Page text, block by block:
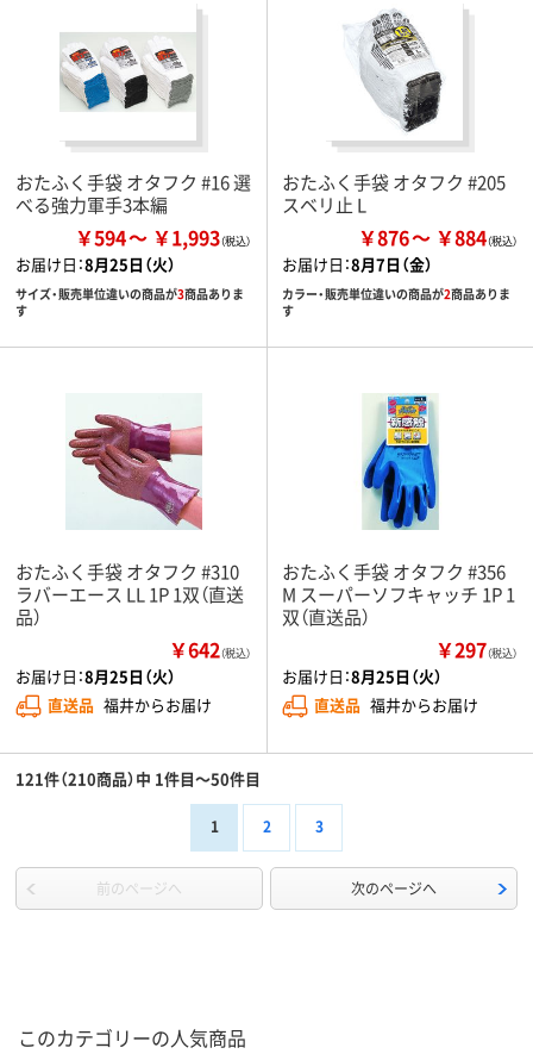
おたふく手袋 オタフク #16 選
べる強力軍手3本編
￥594 ￥1,993
お届け日：8月25日（火）
サイズ・販売単位違いの商品が3商品ありま
す
おたふく手袋 オタフク #205
スベリ止 L
￥876 ￥884
お届け日：8月7日（金）
カラー・販売単位違いの商品が2商品ありま
す
おたふく手袋 オタフク #310
ラバーエース LL 1P 1双（直送
品）
￥642（税込）
お届け日：8月25日（火）
直送品 福井からお届け
おたふく手袋 オタフク #356
M スーパーソフキャッチ 1P 1
双（直送品）
￥297（税込）
お届け日：8月25日（火）
直送品 福井からお届け
121件（210商品）中 1件目～50件目
1 2 3
前のページへ 次のページへ
このカテゴリーの人気商品